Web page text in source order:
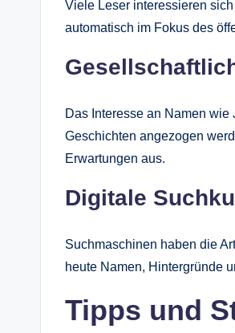
Viele Leser interessieren
automatisch im Fokus des
Das Interesse an Namen
Geschichten angezogen
Erwartungen aus.
Digitale
Suchmaschinen haben die
heute Namen, Hintergründe
Tipps und